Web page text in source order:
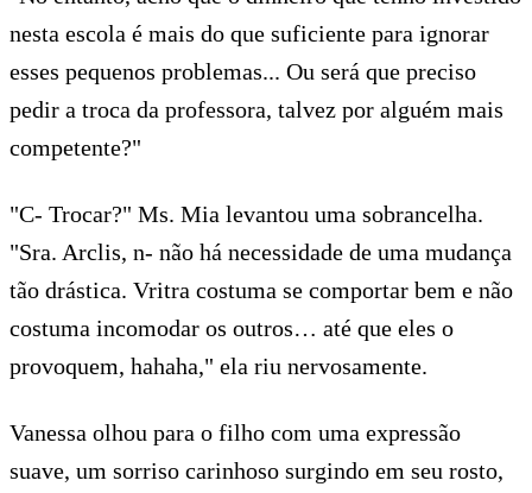
nesta escola é mais do que suficiente para ignorar
esses pequenos problemas... Ou será que preciso
pedir a troca da professora, talvez por alguém mais
competente?"
"C- Trocar?" Ms. Mia levantou uma sobrancelha.
"Sra. Arclis, n- não há necessidade de uma mudança
tão drástica. Vritra costuma se comportar bem e não
costuma incomodar os outros… até que eles o
provoquem, hahaha," ela riu nervosamente.
Vanessa olhou para o filho com uma expressão
suave, um sorriso carinhoso surgindo em seu rosto,